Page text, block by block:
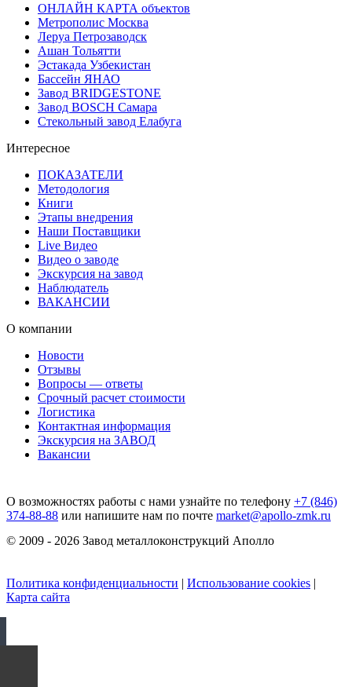
ОНЛАЙН КАРТА объектов
Метрополис Москва
Леруа Петрозаводск
Ашан Тольятти
Эстакада Узбекистан
Бассейн ЯНАО
Завод BRIDGESTONE
Завод BOSCH Самара
Стекольный завод Елабуга
Интересное
ПОКАЗАТЕЛИ
Методология
Книги
Этапы внедрения
Наши Поставщики
Live Видео
Видео о заводе
Экскурсия на завод
Наблюдатель
ВАКАНСИИ
О компании
Новости
Отзывы
Вопросы — ответы
Срочный расчет стоимости
Логистика
Контактная информация
Экскурсия на ЗАВОД
Вакансии
О возможностях работы с нами узнайте по телефону +7 (846)
374-88-88 или напишите нам по почте market@apollo-zmk.ru
© 2009 - 2026 Завод металлоконструкций Аполло
Политика конфиденциальности | Использование cookies |
Карта сайта